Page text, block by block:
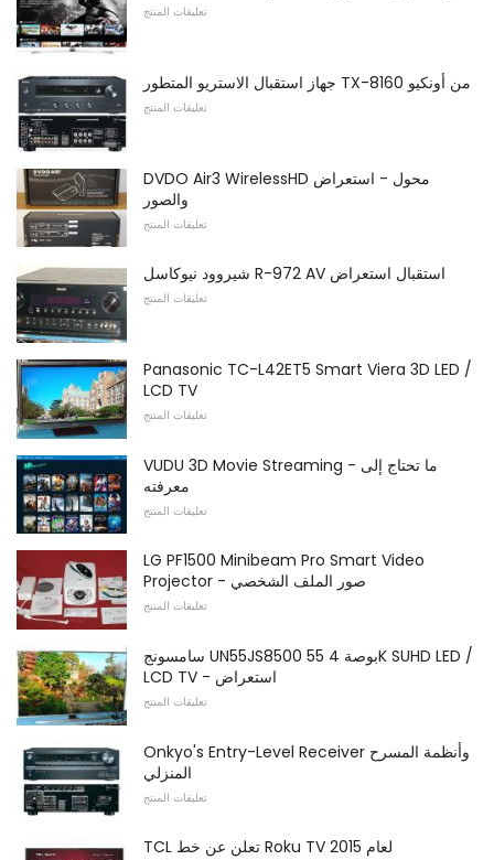
تعليقات المنتج
جهاز استقبال الاستريو المتطور TX-8160 من أونكيو
تعليقات المنتج
DVDO Air3 WirelessHD محول - استعراض
والصور
تعليقات المنتج
شيروود نيوكاسل R-972 AV استقبال استعراض
تعليقات المنتج
Panasonic TC-L42ET5 Smart Viera 3D LED /
LCD TV
تعليقات المنتج
VUDU 3D Movie Streaming - ما تحتاج إلى
معرفته
تعليقات المنتج
LG PF1500 Minibeam Pro Smart Video
Projector - صور الملف الشخصي
تعليقات المنتج
سامسونج UN55JS8500 55 بوصة 4K SUHD LED /
LCD TV - استعراض
تعليقات المنتج
Onkyo's Entry-Level Receiver وأنظمة المسرح
المنزلي
تعليقات المنتج
TCL تعلن عن خط Roku TV لعام 2015